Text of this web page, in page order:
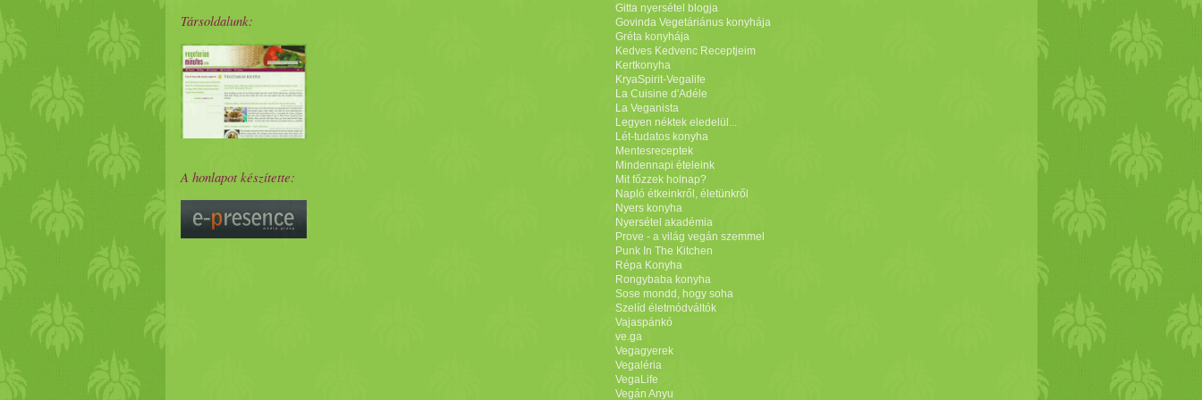
Társoldalunk:
A honlapot készítette:
Gitta nyersétel blogja
Govinda Vegetáriánus konyhája
Gréta konyhája
Kedves Kedvenc Receptjeim
Kertkonyha
KryaSpirit-Vegalife
La Cuisine d'Adéle
La Veganista
Legyen néktek eledelül...
Lét-tudatos konyha
Mentesreceptek
Mindennapi ételeink
Mit főzzek holnap?
Napló étkeinkről, életünkről
Nyers konyha
Nyersétel akadémia
Prove - a világ vegán szemmel
Punk In The Kitchen
Répa Konyha
Rongybaba konyha
Sose mondd, hogy soha
Szelíd életmódváltók
Vajaspánkó
ve.ga
Vegagyerek
Vegaléria
VegaLife
Vegán Anyu